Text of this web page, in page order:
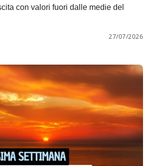
con valori fuori dalle medie del
27/07/2026